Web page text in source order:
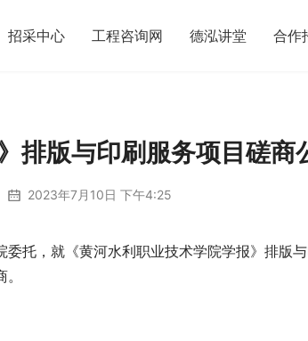
招采中心 工程咨询网 德泓讲堂 合作
排版与印刷服务项目磋
2023年7月10日 下午4:25
托，就《黄河水利职业技术学院学报》排版